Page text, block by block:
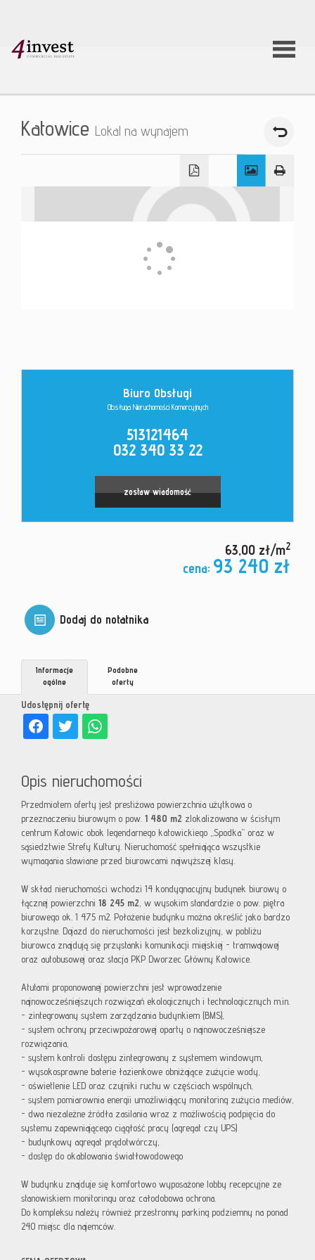
O firmie
Katowice Lokal na wynajem
Biuro Obsługi
Obsługa Nieruchomości Komercyjnych
513121464
032 340 33 22
zostaw wiadomość
63,00 zł/m2
cena: 93 240 zł
Dodaj do notatnika
Udostępnij ofertę
Informacje
ogólne
Podobne
oferty
Opis nieruchomości
Przedmiotem oferty jest prestiżowa powierzchnia użytkowa o
przeznaczeniu biurowym o pow. 1 480 m2 zlokalizowana w ścisłym
centrum Katowic obok legendarnego katowickiego „Spodka” oraz w
sąsiedztwie Strefy Kultury. Nieruchomość spełniająca wszystkie
wymagania stawiane przed biurowcami najwyższej klasy.
W skład nieruchomości wchodzi 14 kondygnacyjny budynek biurowy o
łącznej powierzchni 18 245 m2 , w wysokim standardzie o pow. piętra
biurowego ok. 1 475 m2. Położenie budynku można określić jako bardzo
korzystne. Dojazd do nieruchomości jest bezkolizyjny, w pobliżu
biurowca znajdują się przystanki komunikacji miejskiej - tramwajowej
oraz autobusowej oraz stacja PKP Dworzec Główny Katowice.
Atutami proponowanej powierzchni jest wprowadzenie
najnowocześniejszych rozwiązań ekologicznych i technologicznych m.in.
- zintegrowany system zarządzania budynkiem (BMS),
- system ochrony przeciwpożarowej oparty o najnowocześniejsze
rozwiązania,
- system kontroli dostępu zintegrowany z systemem windowym,
- wysokosprawne baterie łazienkowe obniżające zużycie wody,
- oświetlenie LED oraz czujniki ruchu w częściach wspólnych,
- system pomiarownia energii umożliwiający monitoring zużycia mediów,
- dwa niezależne źródła zasilania wraz z możliwością podpięcia do
systemu zapewniającego ciągłość pracy (agregat czy UPS)
- budynkowy agregat prądotwórczy,
- dostęp do okablowania światłowodowego
W budynku znajduje się komfortowo wyposażone lobby recepcyjne ze
stanowiskiem monitoringu oraz całodobowa ochrona.
Do kompleksu należy również przestronny parking podziemny na ponad
240 miejsc dla najemców.